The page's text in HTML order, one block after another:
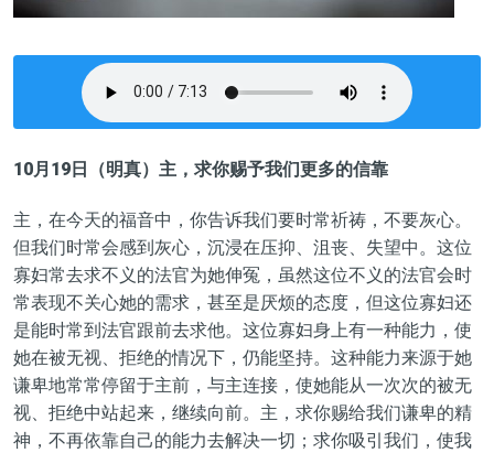
10月19日（明真）主，求你赐予我们更多的信靠
主，在今天的福音中，你告诉我们要时常祈祷，不要灰心。
但我们时常会感到灰心，沉浸在压抑、沮丧、失望中。这位
寡妇常去求不义的法官为她伸冤，虽然这位不义的法官会时
常表现不关心她的需求，甚至是厌烦的态度，但这位寡妇还
是能时常到法官跟前去求他。这位寡妇身上有一种能力，使
她在被无视、拒绝的情况下，仍能坚持。这种能力来源于她
谦卑地常常停留于主前，与主连接，使她能从一次次的被无
视、拒绝中站起来，继续向前。主，求你赐给我们谦卑的精
神，不再依靠自己的能力去解决一切；求你吸引我们，使我